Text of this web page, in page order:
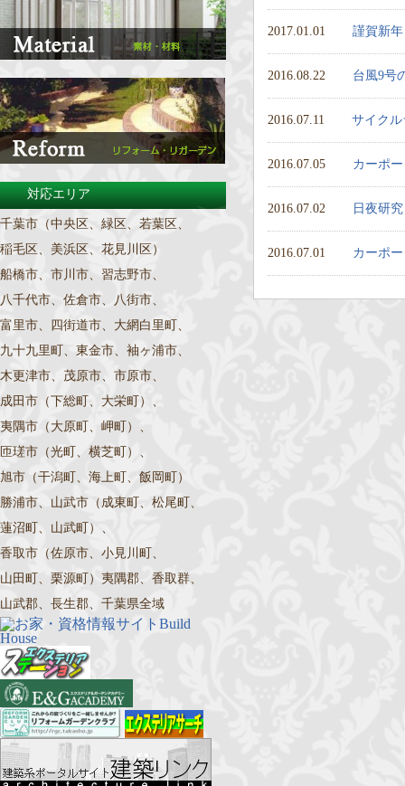
2017.01.01 謹賀新年
2016.08.22 台風9号
2016.07.11 サイク
2016.07.05 カーポ
2016.07.02 日夜研
2016.07.01 カーポ
対応エリア
千葉市（中央区、緑区、若葉区、
稲毛区、美浜区、花見川区）
船橋市、市川市、習志野市、
八千代市、佐倉市、八街市、
富里市、四街道市、大網白里町、
九十九里町、東金市、袖ヶ浦市、
木更津市、茂原市、市原市、
成田市（下総町、大栄町）、
夷隅市（大原町、岬町）、
匝瑳市（光町、横芝町）、
旭市（干潟町、海上町、飯岡町）
勝浦市、山武市（成東町、松尾町、
蓮沼町、山武町）、
香取市（佐原市、小見川町、
山田町、栗源町）夷隅郡、香取群、
山武郡、長生郡、千葉県全域